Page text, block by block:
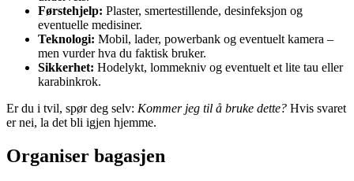
Førstehjelp: Plaster, smertestillende, desinfeksjon og
eventuelle medisiner.
Teknologi: Mobil, lader, powerbank og eventuelt kamera –
men vurder hva du faktisk bruker.
Sikkerhet: Hodelykt, lommekniv og eventuelt et lite tau eller
karabinkrok.
Er du i tvil, spør deg selv: Kommer jeg til å bruke dette? Hvis svaret
er nei, la det bli igjen hjemme.
Organiser bagasjen